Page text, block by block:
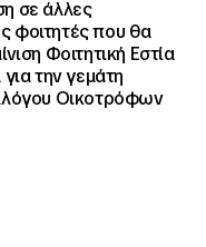
σε άλλες
φοιτητές που θα
Φοιτητική Εστία
την γεμάτη
Οικοτρόφων